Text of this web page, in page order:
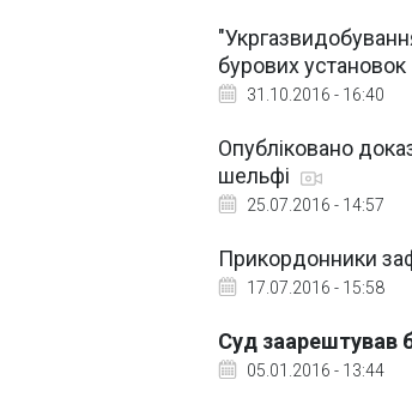
бурових установок
31.10.2016 - 16:40
Опубліковано
шельфі
25.07.2016 - 14:57
Прикордонники
17.07.2016 - 15:58
Суд заарештував
05.01.2016 - 13:44